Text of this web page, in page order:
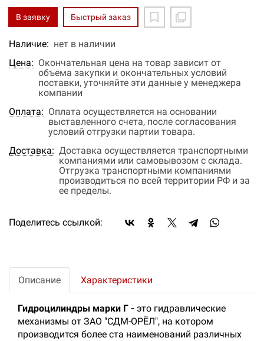
В заявку Быстрый заказ
Наличие: нет в наличии
Цена: Окончательная цена на товар зависит от
объема закупки и окончательных условий
поставки, уточняйте эти данные у менеджера
компании
Оплата: Оплата осуществляется на основании
выставленного счета, после согласования
условий отгрузки партии товара.
Доставка: Доставка осуществляется транспортными
компаниями или самовывозом с склада.
Отгрузка транспортными компаниями
производиться по всей территории РФ и за
ее пределы.
Поделитесь ссылкой:
Описание Характеристики
Гидроцилиндры марки Г - это гидравлические
механизмы от ЗАО "СДМ-ОРЁЛ", на котором
производится более ста наименований различных